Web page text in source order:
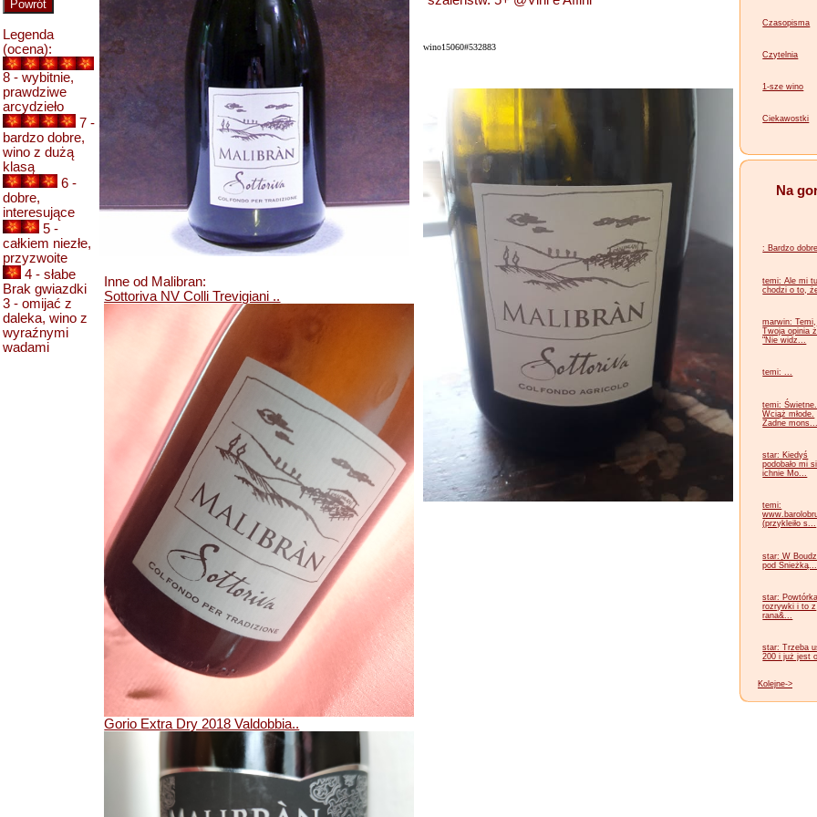
Legenda
(ocena):
8 - wybitnie,
prawdziwe
arcydzieło
7 -
bardzo dobre,
wino z dużą
klasą
6 -
dobre,
interesujące
5 -
całkiem niezłe,
przyzwoite
4 - słabe
Brak gwiazdki
3 - omijać z
daleka, wino z
wyraźnymi
wadami
Inne od Malibran:
Sottoriva NV Colli Trevigiani ..
Gorio Extra Dry 2018 Valdobbia..
wino15060#532883
Czasopisma
Czytelnia
1-sze wino
Ciekawostki
Na
: Bardzo
temi: Ale mi
chodzi o to,
marwin: Temi,
Twoja opinia
"Nie widz...
temi: ...
temi: Świetne.
Wciąż młode.
Żadne mons...
star: Kiedyś
podobało mi
ichnie Mo...
temi:
(przykleiło s...
star: W
pod Śnieżką....
star:
rozrywki i to z
rana&...
star: Trzeba
200 i już jest
Kolejne->